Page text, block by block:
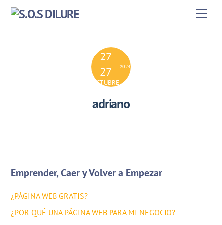
Skip
27
27
OCTUBRE
2024
adriano
Emprender, Caer y Volver a Empezar
¿PÁGINA WEB GRATIS?
¿POR QUÉ UNA PÁGINA WEB PARA MI NEGOCIO?